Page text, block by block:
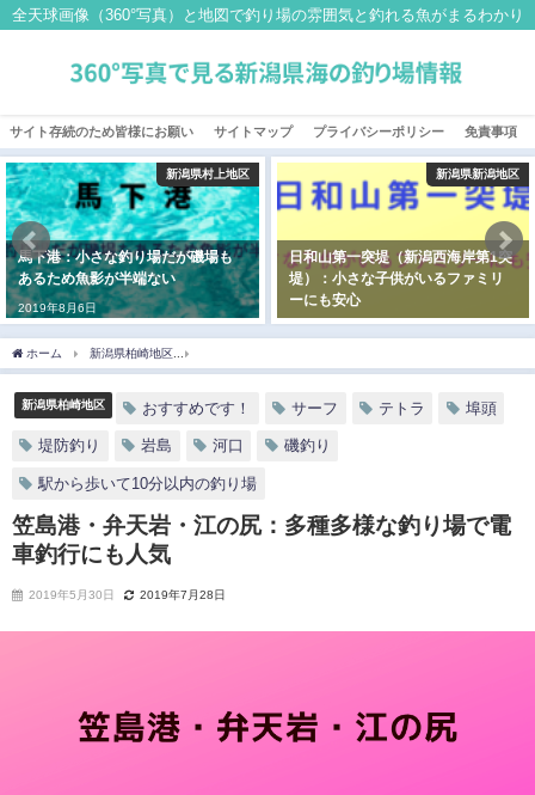
全天球画像（360°写真）と地図で釣り場の雰囲気と釣れる魚がまるわかり
サイト存続のため皆様にお願い サイトマップ プライバシーポリシー 免責事項
新潟県村上地区
馬下港：小さな釣り場だが磯場も
あるため魚影が半端ない
2019年8月6日
新潟県新潟地区
日和山第一突堤（新潟西海岸第1突
堤）：小さな子供がいるファミリ
ーにも安心
ホーム 新潟県柏崎地区
新潟県柏崎地区 おすすめです！ サーフ テトラ 埠頭
堤防釣り 岩島 河口 磯釣り
駅から歩いて10分以内の釣り場
笠島港・弁天岩・江の尻：多種多様な釣り場で電
車釣行にも人気
2019年5月30日 2019年7月28日